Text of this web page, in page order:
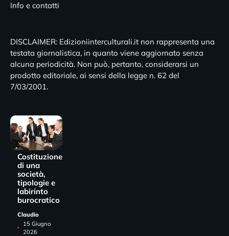
Info e contatti
DISCLAIMER: Edizioniinterculturali.it non rappresenta una
testata giornalistica, in quanto viene aggiornato senza
alcuna periodicità. Non può, pertanto, considerarsi un
prodotto editoriale, ai sensi della legge n. 62 del
7/03/2001.
Costituzione
di una
società,
tipologie e
labirinto
burocratico
Claudio
15 Giugno
2026